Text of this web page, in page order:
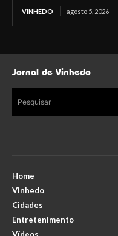
VINHEDO agosto 5, 2026
Jornal de Vinhedo
Pesquisar
Home
Vinhedo
Cidades
Entretenimento
Vídeos